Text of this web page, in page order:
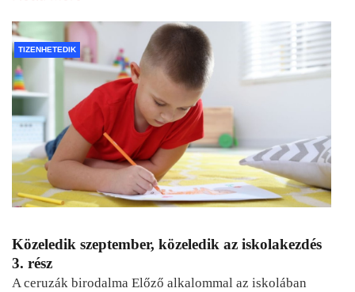
TIZENHETEDIK
Közeledik szeptember, közeledik az iskolakezdés
3. rész
A ceruzák birodalma Előző alkalommal az iskolában